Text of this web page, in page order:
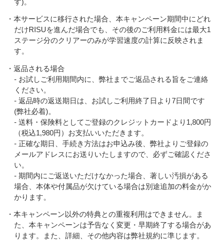
す)。
・本サービスに移行された場合、本キャンペーン期間中にどれ
だけRISUを進んだ場合でも、その後のご利用料金には最大1
ステージ分のクリアーのみが学習速度の計算に反映されま
す。
・返品される場合
- お試しご利用期間内に、弊社までご返品される旨をご連絡
ください。
- 返品時の返送期日は、お試しご利用終了日より7日間です
(弊社必着)。
- 送料・保険料としてご登録のクレジットカードより1,800円
（税込1,980円）お支払いいただきます。
- 正確な期日、手続き方法はお申込み後、弊社よりご登録の
メールアドレスにお送りいたしますので、必ずご確認くださ
い。
- 期間内にご返送いただけなかった場合、著しい汚損がある
場合、本体や付属品が欠けている場合は別途追加の料金がか
かります。
・本キャンペーン以外の特典との重複利用はできません。ま
た、本キャンペーンは予告なく変更・早期終了する場合があ
ります。また、詳細、その他内容は弊社規約に準じます。